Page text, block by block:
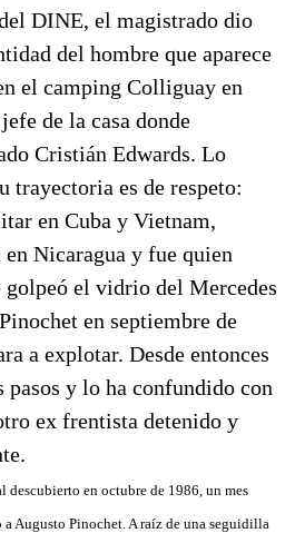
DINE, el magistrado dio
del hombre que aparece
el camping Colliguay en
de la casa donde
Cristián Edwards. Lo
trayectoria es de respeto:
en Cuba y Vietnam,
Nicaragua y fue quien
el vidrio del Mercedes
en septiembre de
a explotar. Desde entonces
y lo ha confundido con
ex frentista detenido y
descubierto en octubre de 1986, un mes
Augusto Pinochet. A raíz de una seguidilla